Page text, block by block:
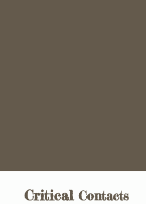
CriticalContacts